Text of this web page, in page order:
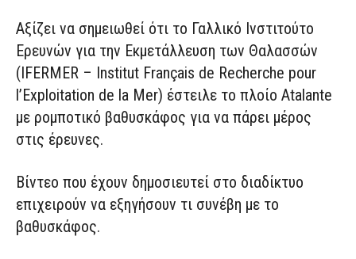
Αξίζει να σημειωθεί ότι το Γαλλικό Ινστιτούτο
Ερευνών για την Εκμετάλλευση των Θαλασσών
(IFERMER – Institut Français de Recherche pour
l’Exploitation de la Mer) έστειλε το πλοίο Atalante
με ρομποτικό βαθυσκάφος για να πάρει μέρος
στις έρευνες.
Βίντεο που έχουν δημοσιευτεί στο διαδίκτυο
επιχειρούν να εξηγήσουν τι συνέβη με το
βαθυσκάφος.